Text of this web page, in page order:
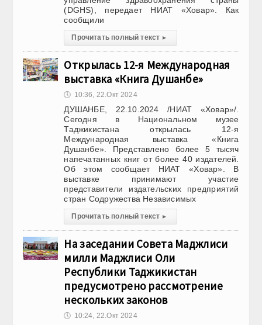
(DGHS), передает НИАТ «Ховар». Как
сообщили
Прочитать полный текст ▸
Открылась 12-я Международная
выставка «Книга Душанбе»
🕔 10:36, 22.Окт 2024
ДУШАНБЕ, 22.10.2024 /НИАТ «Ховар»/.
Сегодня в Национальном музее
Таджикистана открылась 12-я
Международная выставка «Книга
Душанбе». Представлено более 5 тысяч
напечатанных книг от более 40 издателей.
Об этом сообщает НИАТ «Ховар». В
выставке принимают участие
представители издательских предприятий
стран Содружества Независимых
Прочитать полный текст ▸
На заседании Совета Маджлиси
милли Маджлиси Оли
Республики Таджикистан
предусмотрено рассмотрение
нескольких законов
🕔 10:24, 22.Окт 2024